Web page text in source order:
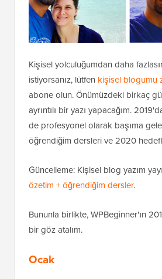
Kişisel yolculuğumdan daha
istiyorsanız, lütfen kişisel blogumu
abone olun. Önümüzdeki birkaç
ayrıntılı bir yazı yapacağım.
de profesyonel olarak başıma
öğrendiğim dersleri ve 2020
Güncelleme: Kişisel blog yazım
özetim + öğrendiğim dersler.
Bununla birlikte, WPBeginner'ın
bir göz atalım.
Ocak